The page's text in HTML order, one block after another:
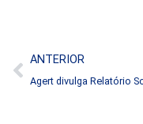
ANTERIOR
Agert divulga Relatório